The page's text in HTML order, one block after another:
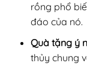
rồng phổ
đáo của nó.
Quà tặng ý
thủy chung